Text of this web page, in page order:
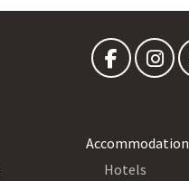
Accommodation
Hotels